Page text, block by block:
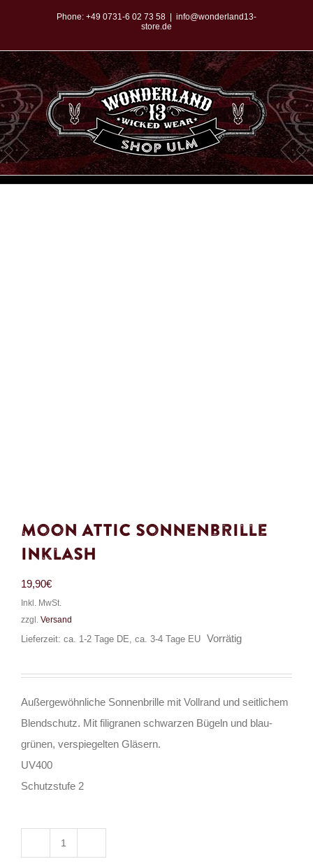
springen
Phone: +49 0731-6 02 73 58
info@wonderland13-
store.de
Moon Attic Sonnenbrille
Inklash
19,90€
Inkl. MwSt.
zzgl. Versand
Lieferzeit: ca. 1-2 Tage DE, ca. 3-4 Tage EU
Vorrätig
Außergewöhnliche Sonnenbrille mit Vollrand und seitlichem
Blendschutz. Mit filigranen schwarzen Bügeln und blau-
grünen, verspiegelten Gläsern.
UV400
Schutzstufe 2